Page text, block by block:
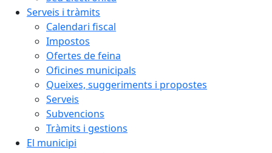
Serveis i tràmits
Calendari fiscal
Impostos
Ofertes de feina
Oficines municipals
Queixes, suggeriments i propostes
Serveis
Subvencions
Tràmits i gestions
El municipi